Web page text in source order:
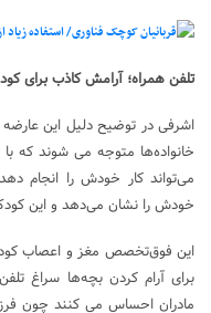
تلفن همراه؛ آرامش کاذب برای
اشرفی در توضیح دلیل این
خانواده‌ها متوجه می شوند که
می‌تواند کار خودش را انجام
خودش را نشان می‌دهد و این
این فوق‌تخصص مغز و اعصاب
برای آرام کردن بچه‌ها سراغ
مادران احساس می کنند چون